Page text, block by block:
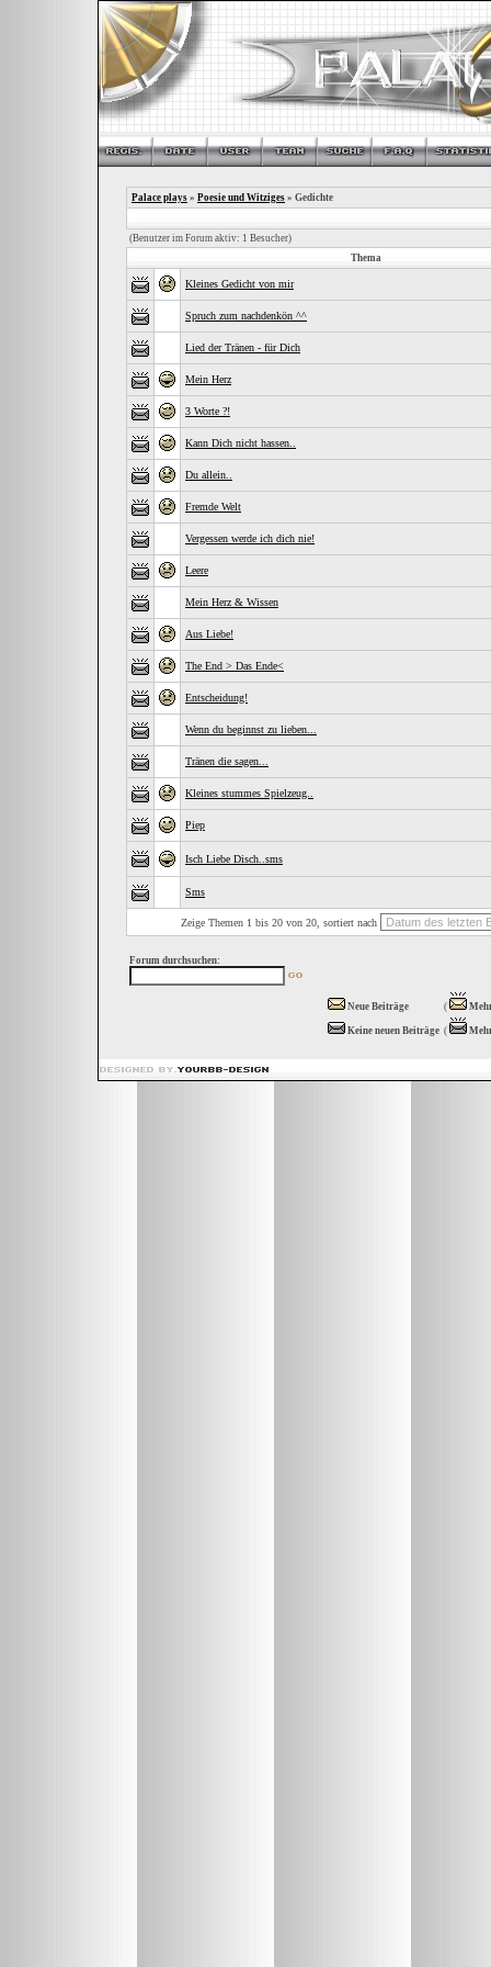
Palace plays » Poesie und Witziges » Gedichte
(Benutzer im Forum aktiv: 1 Besucher)
Thema
Kleines Gedicht von mir
Spruch zum nachdenkön ^^
Lied der Tränen - für Dich
Mein Herz
3 Worte ?!
Kann Dich nicht hassen..
Du allein..
Fremde Welt
Vergessen werde ich dich nie!
Leere
Mein Herz & Wissen
Aus Liebe!
The End > Das Ende<
Entscheidung!
Wenn du beginnst zu lieben...
Tränen die sagen...
Kleines stummes Spielzeug..
Piep
Isch Liebe Disch..sms
Sms
Zeige Themen 1 bis 20 von 20, sortiert nach
Forum durchsuchen:
Neue Beiträge (
Keine neuen Beiträge (